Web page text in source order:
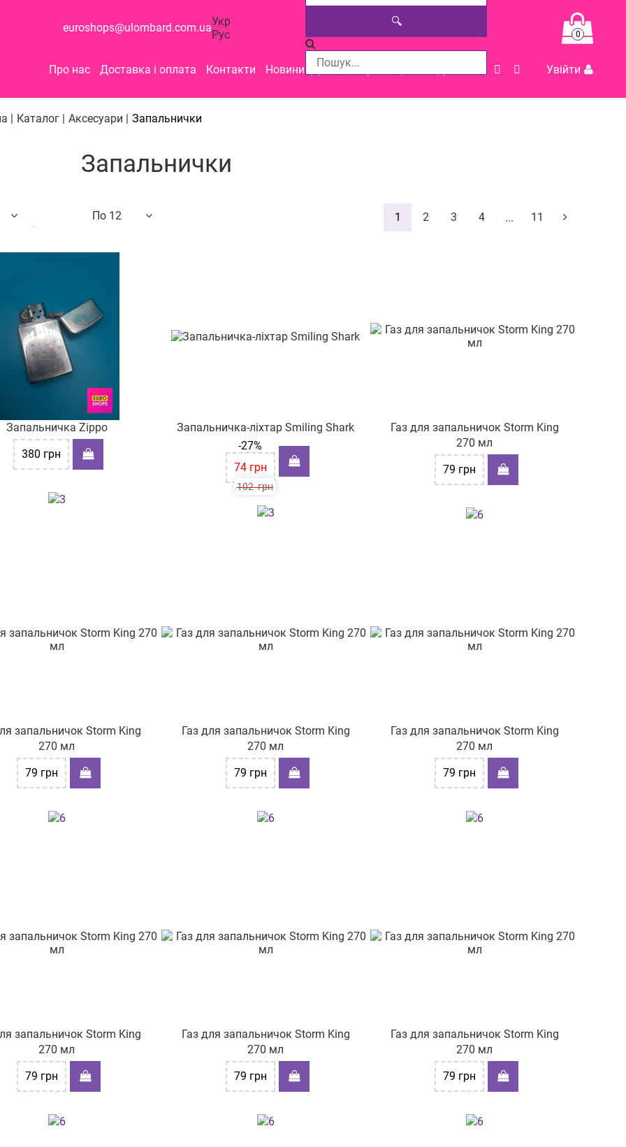
euroshops@ulombard.com.uaУкр
Рус
🔍
0
Про нас Доставка і оплата Контакти Новини Допомога у виборі товару Увійти
| Каталог | Аксесуари | Запальнички
Запальнички
назві
до дешевих
По 12
1 2 3 4 ... 11
Запальничка Zippo
380 грн
Запальничка-ліхтар Smiling Shark
102грн
-27%
74грн
Газ для запальничок Storm King
270 мл
79 грн
запальничок Storm King
270 мл
79 грн
Газ для запальничок Storm King
270 мл
79 грн
Газ для запальничок Storm King
270 мл
79 грн
запальничок Storm King
270 мл
79 грн
Газ для запальничок Storm King
270 мл
79 грн
Газ для запальничок Storm King
270 мл
79 грн